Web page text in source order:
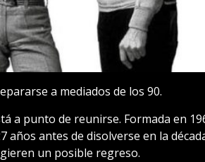
a mediados de los 90.
a punto de reunirse. Formada en
antes de disolverse en la
un posible regreso.